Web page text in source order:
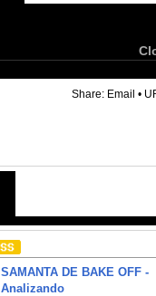
Share: Email •
SAMANTA DE BAKE OFF -
Analizando